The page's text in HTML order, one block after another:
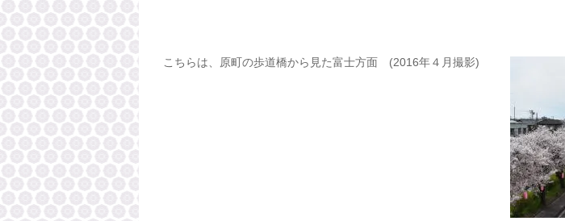
こちらは、原町の歩道橋から見た富士方面 (2016年４月撮影)